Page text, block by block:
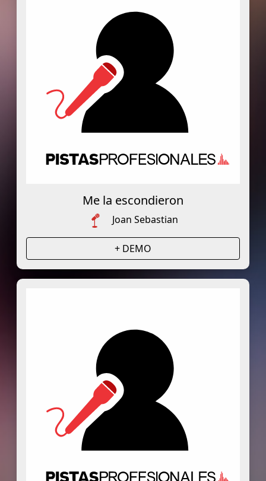
Me la escondieron
Joan Sebastian
+ DEMO